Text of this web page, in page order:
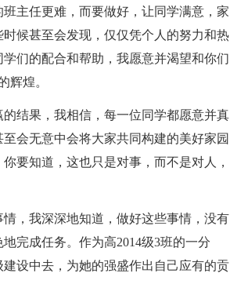
主任更难，而要做好，让同学满意，家
候甚至会发现，仅仅凭个人的努力和热
们的配合和帮助，我愿意并渴望和你们
辉煌。
结果，我相信，每一位同学都愿意并真
会无意中会将大家共同构建的美好家园
要知道，这也只是对事，而不是对人，
，我深深地知道，做好这些事情，没有
完成任务。作为高2014级3班的一分
设中去，为她的强盛作出自己应有的贡